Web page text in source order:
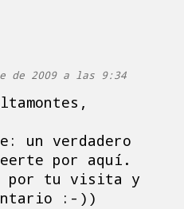
de 2009 a las 9:34
un verdadero
por aquí.
por tu visita y
:-))